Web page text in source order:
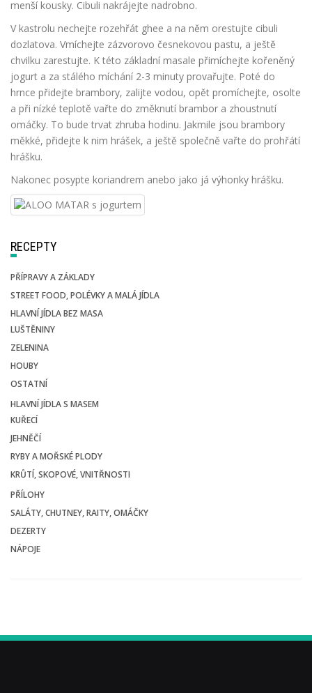
menší kousky. Cibuli nakrájejte nadrobno.
V kastrolu nechejte rozehřát ghee a na něm orestujte cibuli
dozlatova. Vmíchejte zázvorovo česnekovou pastu, a ještě
chvilku zarestujte. K této základní masale přimíchejte kořeněný
jogurt a za stálého míchání 2-3 minuty provařujte. Poté do
hrnce přidejte brambory, zalijte vodou, opět promíchejte, osolte
a při nízké teplotě vařte do změknutí brambor a zhoustnutí
omáčky. To bude trvat zhruba hodinu. Jakmile jsou brambory
měkké, přidejte k nim hrášek, a ještě společně vařte do prohřátí
hrášku.
Nakonec posypte koriandrem anebo jako já výhonky hrášku.
RECEPTY
PŘÍPRAVY A ZÁKLADY
STREET FOOD, POLÉVKY A MALÁ JÍDLA
HLAVNÍ JÍDLA BEZ MASA
LUŠTĚNINY
ZELENINA
HOUBY
OSTATNÍ
HLAVNÍ JÍDLA S MASEM
KUŘECÍ
JEHNĚČÍ
RYBY A MOŘSKÉ PLODY
KRŮTÍ, SKOPOVÉ, VNITŘNOSTI
PŘÍLOHY
SALÁTY, CHUTNEY, RAITY, OMÁČKY
DEZERTY
NÁPOJE